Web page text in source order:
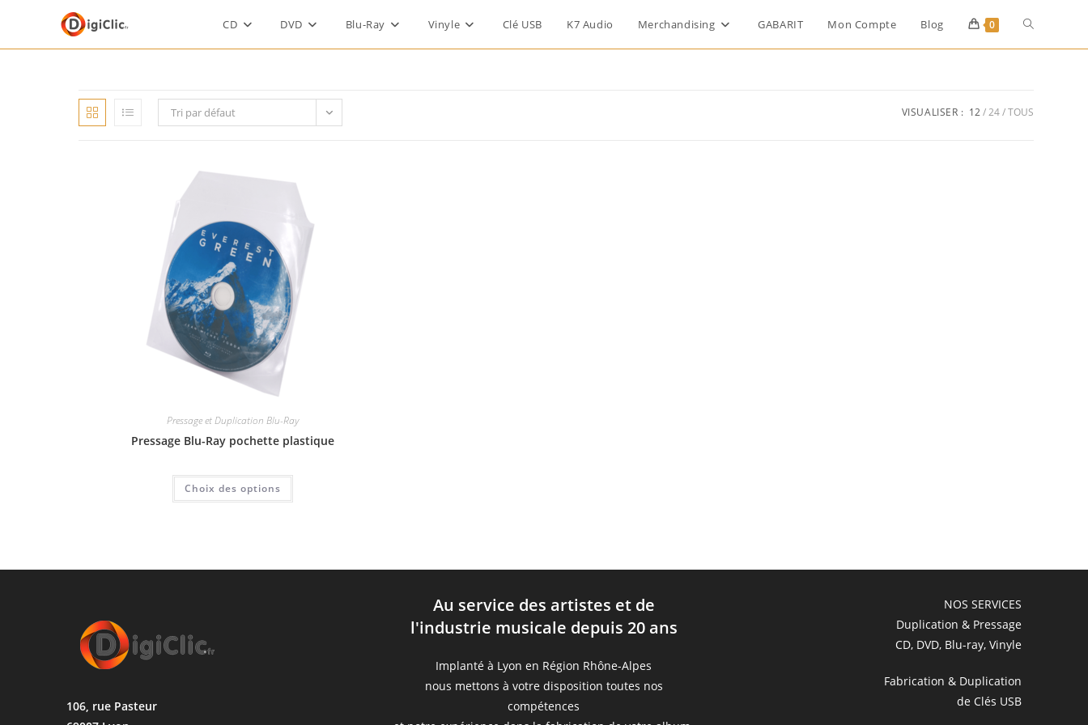
CD DVD Blu-Ray Vinyle Clé USB K7 Audio Merchandising GABARIT Mon Compte Blog 0
Tri par défaut VISUALISER : 12 24 TOUS
Pressage et Duplication Blu-Ray
Pressage Blu-Ray pochette plastique
Choix des options
106, rue Pasteur
Au service des artistes et de
l'industrie musicale depuis 20 ans
Implanté à Lyon en Région Rhône-Alpes
nous mettons à votre disposition toutes nos
compétences
NOS SERVICES
Duplication & Pressage
CD, DVD, Blu-ray, Vinyle
Fabrication & Duplication
de Clés USB